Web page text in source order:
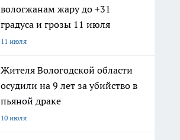
вологжанам жару до +31
градуса и грозы 11 июля
11 июля
Жителя Вологодской области
осудили на 9 лет за убийство в
пьяной драке
10 июля